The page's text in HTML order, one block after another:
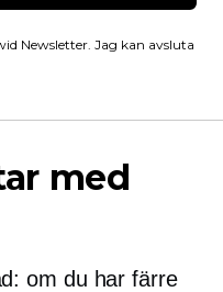
Newsletter. Jag kan avsluta
med
om du har färre